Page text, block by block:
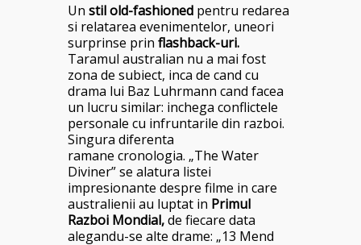
Un stil old-fashioned pentru redarea
si relatarea evenimentelor, uneori
surprinse prin flashback-uri.
Taramul australian nu a mai fost
zona de subiect, inca de cand cu
drama lui Baz Luhrmann cand facea
un lucru similar: inchega conflictele
personale cu infruntarile din razboi.
Singura diferenta
ramane cronologia. „The Water
Diviner” se alatura listei
impresionante despre filme in care
australienii au luptat in Primul
Razboi Mondial,de fiecare data
alegandu-se alte drame: „13 Mend